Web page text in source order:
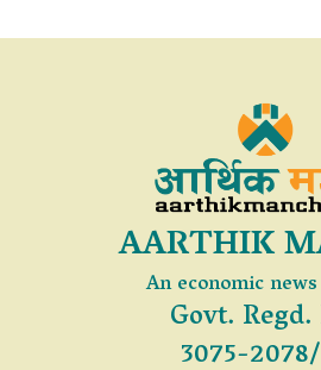
AARTHIK
An economic
Govt.
3075-